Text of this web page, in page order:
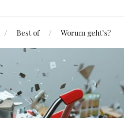
Best of Worum geht’s?